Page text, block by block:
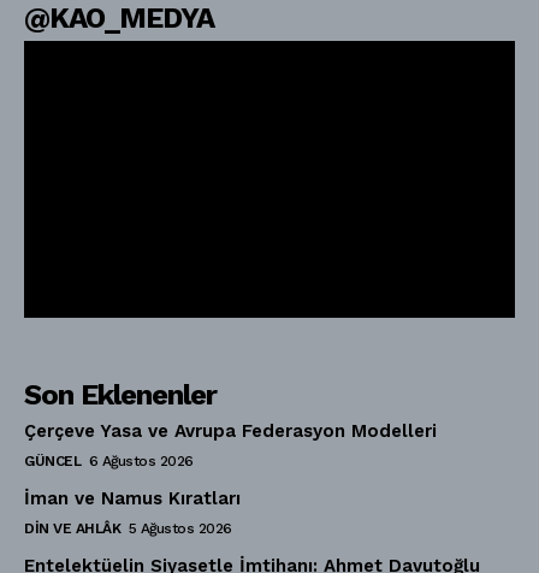
@KAO_MEDYA
Son Eklenenler
Çerçeve Yasa ve Avrupa Federasyon Modelleri
GÜNCEL 6 Ağustos 2026
İman ve Namus Kıratları
DIN VE AHLÂK 5 Ağustos 2026
Entelektüelin Siyasetle İmtihanı: Ahmet Davutoğlu